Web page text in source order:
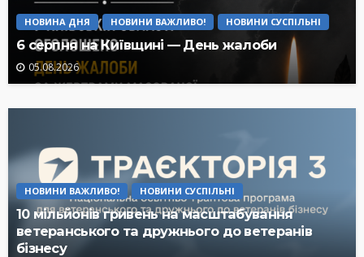
НОВИНА ДНЯ НОВИНИ ВАЖЛИВО! НОВИНИ СУСПІЛЬНІ
6 серпня на Київщині — День жалоби
05.08.2026
НОВИНИ ВАЖЛИВО! НОВИНИ СУСПІЛЬНІ
10 мільйонів гривень на масштабування
ветеранського та дружнього до ветеранів
бізнесу